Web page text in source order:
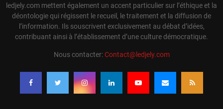
ledjely.com mettent également un accent particulier sur l’éthique et la
déontologie qui régissent le recueil, le traitement et la diffusion de
l’information. Ils souscrivent exclusivement au débat d’idées,
contribuant ainsi à l’établissement d’une culture démocratique.
Nous contacter:Contact@ledjely.com